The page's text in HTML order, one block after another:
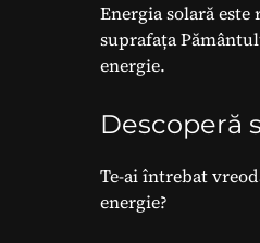
Energia solară
suprafața
energie.
Descoperă
Te-ai întrebat
energie?